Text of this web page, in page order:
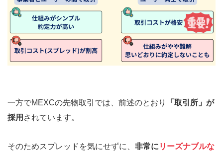
一方でMEXCの先物取引では、前述のとおり
「取引所」が
採用 されています。
そのためスプレッドを気にせずに、 非常に リーズナブルな